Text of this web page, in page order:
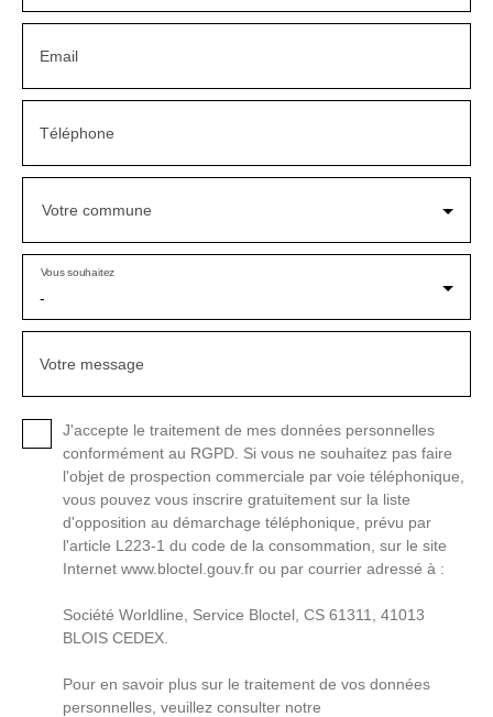
Email
Téléphone
Votre commune
-
Vous souhaitez
Votre message
J'accepte le traitement de mes données personnelles
conformément au RGPD. Si vous ne souhaitez pas faire
l'objet de prospection commerciale par voie téléphonique,
vous pouvez vous inscrire gratuitement sur la liste
d'opposition au démarchage téléphonique, prévu par
l'article L223-1 du code de la consommation, sur le site
Internet www.bloctel.gouv.fr ou par courrier adressé à :
Société Worldline, Service Bloctel, CS 61311, 41013
BLOIS CEDEX.
Pour en savoir plus sur le traitement de vos données
personnelles, veuillez consulter notre